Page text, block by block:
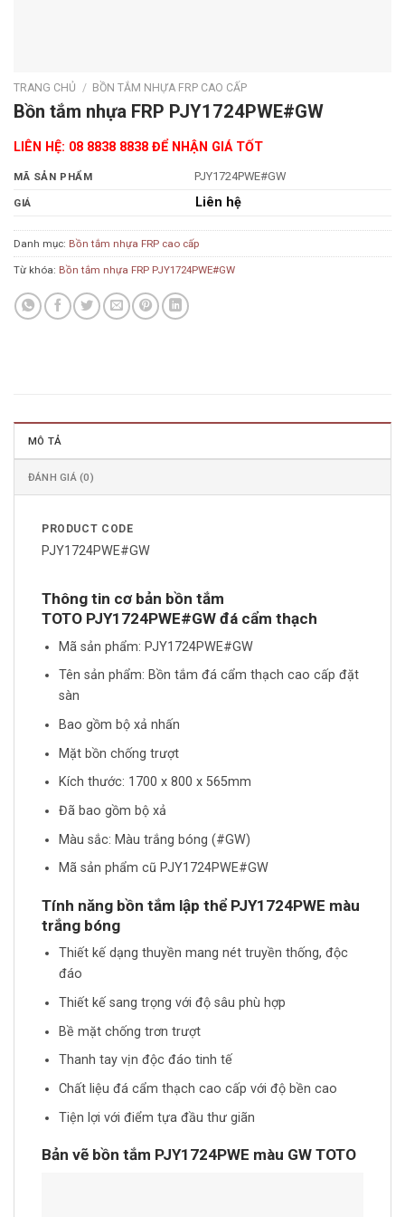
TRANG CHỦ / BỒN TẮM NHỰA FRP CAO CẤP
Bồn tắm nhựa FRP PJY1724PWE#GW
LIÊN HỆ: 08 8838 8838 ĐỂ NHẬN GIÁ TỐT
MÃ SẢN PHẨM PJY1724PWE#GW
GIÁ Liên hệ
Danh mục: Bồn tắm nhựa FRP cao cấp
Từ khóa: Bồn tắm nhựa FRP PJY1724PWE#GW
MÔ TẢ
ĐÁNH GIÁ (0)
PRODUCT CODE
PJY1724PWE#GW
Thông tin cơ bản bồn tắm
TOTO PJY1724PWE#GW đá cẩm thạch
Mã sản phẩm: PJY1724PWE#GW
Tên sản phẩm: Bồn tắm đá cẩm thạch cao cấp đặt
sàn
Bao gồm bộ xả nhấn
Mặt bồn chống trượt
Kích thước: 1700 x 800 x 565mm
Đã bao gồm bộ xả
Màu sắc: Màu trắng bóng (#GW)
Mã sản phẩm cũ PJY1724PWE#GW
Tính năng bồn tắm lập thể PJY1724PWE màu
trắng bóng
Thiết kế dạng thuyền mang nét truyền thống, độc
đáo
Thiết kế sang trọng với độ sâu phù hợp
Bề mặt chống trơn trượt
Thanh tay vịn độc đáo tinh tế
Chất liệu đá cẩm thạch cao cấp với độ bền cao
Tiện lợi với điểm tựa đầu thư giãn
Bản vẽ bồn tắm PJY1724PWE màu GW TOTO